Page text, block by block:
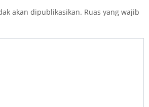
akan dipublikasikan. Ruas yang wajib